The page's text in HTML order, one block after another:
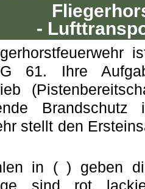
-
61. Ihre
stellt den
in ( ) geben
sind rot